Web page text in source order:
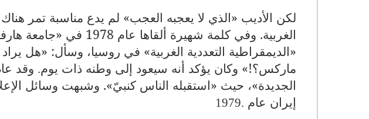
لكن الأديب «الذي لا يعجبه العجب» لم يدع مناسبة تمر
الغربية. وفي كلمة شهيرة ألقاها عام 1978 في «جامعة هارفارد
«الديمقراطية التعددية الغربية» في روسيا، وسأل: «هل
ماركس؟!» وكان يؤكد أنه سيعود إلى وطنه ذات يوم.
الجديدة»، حيث «استقبله الناس كنبيّ». وشبهت وسائل
إيران عام 1979.